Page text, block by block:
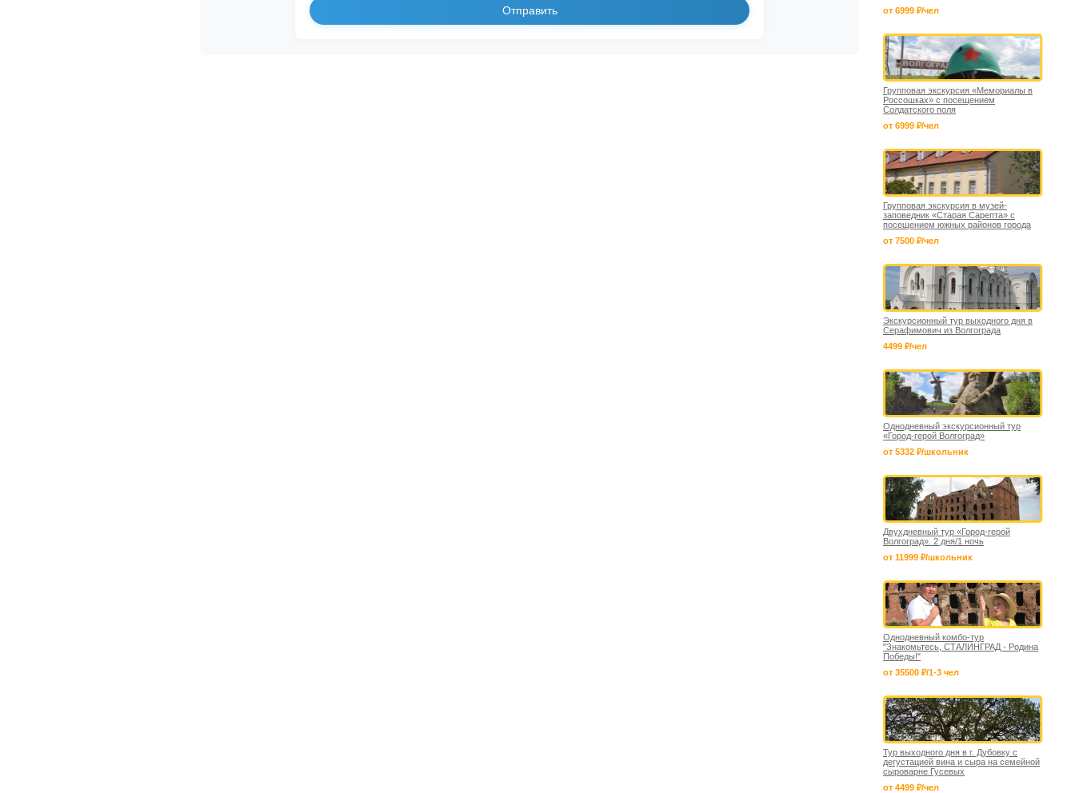
Отправить
от 6999 ₽/чел
Групповая экскурсия «Мемориалы в
Россошках» с посещением
Солдатского поля
от 6999 ₽/чел
Групповая экскурсия в музей-
заповедник «Старая Сарепта» с
посещением южных районов города
от 7500 ₽/чел
Экскурсионный тур выходного дня в
Серафимович из Волгограда
4499 ₽/чел
Однодневный экскурсионный тур
«Город-герой Волгоград»
от 5332 ₽/школьник
Двухдневный тур «Город-герой
Волгоград». 2 дня/1 ночь
от 11999 ₽/школьник
Однодневный комбо-тур
"Знакомьтесь, СТАЛИНГРАД - Родина
Победы!"
от 35500 ₽/1-3 чел
Тур выходного дня в г. Дубовку с
дегустацией вина и сыра на семейной
сыроварне Гусевых
от 4499 ₽/чел